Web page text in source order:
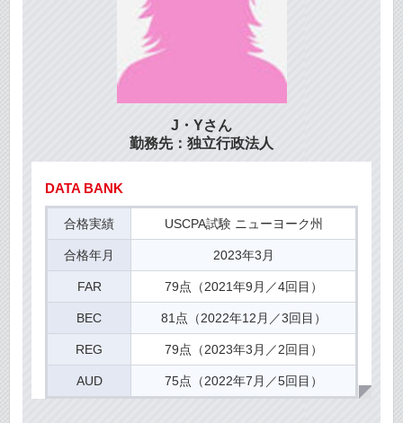
J・Yさん
勤務先：独立行政法人
DATA BANK
合格実績 USCPA試験 ニューヨーク州
合格年月 2023年3月
FAR 79点（2021年9月／4回目）
BEC 81点（2022年12月／3回目）
REG 79点（2023年3月／2回目）
AUD 75点（2022年7月／5回目）